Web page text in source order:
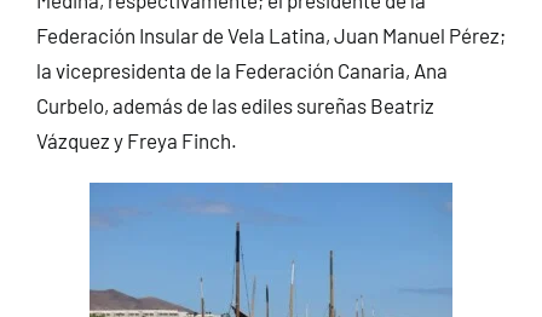
Federación Insular de Vela Latina, Juan Manuel Pérez;
la vicepresidenta de la Federación Canaria, Ana
Curbelo, además de las ediles sureñas Beatriz
Vázquez y Freya Finch.